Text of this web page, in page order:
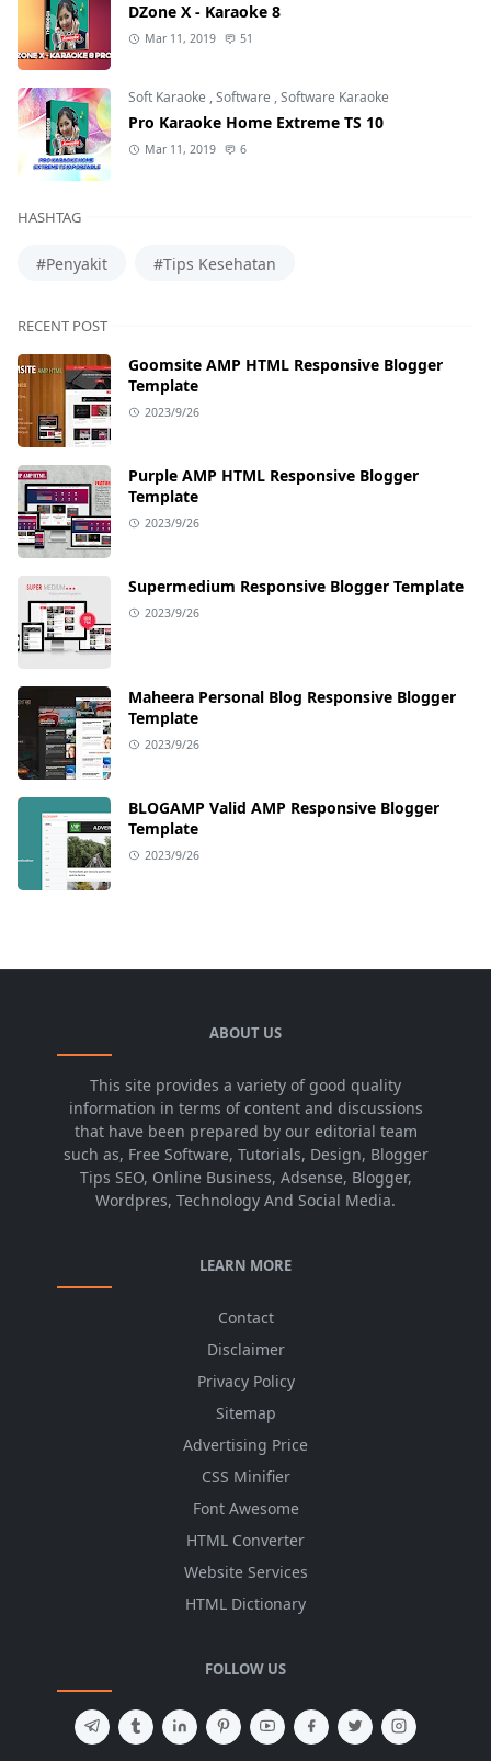
DZone X - Karaoke 8
Mar 11, 2019 51
Soft Karaoke ,Software ,Software Karaoke
Pro Karaoke Home Extreme TS 10
Mar 11, 2019 6
HASHTAG
#Penyakit #Tips Kesehatan
RECENT POST
Goomsite AMP HTML Responsive Blogger
Template
2023/9/26
Purple AMP HTML Responsive Blogger
Template
2023/9/26
Supermedium Responsive Blogger Template
2023/9/26
Maheera Personal Blog Responsive Blogger
Template
2023/9/26
BLOGAMP Valid AMP Responsive Blogger
Template
2023/9/26
ABOUT US
This site provides a variety of good quality
information in terms of content and discussions
that have been prepared by our editorial team
such as, Free Software, Tutorials, Design, Blogger
Tips SEO, Online Business, Adsense, Blogger,
Wordpres, Technology And Social Media.
LEARN MORE
Contact
Disclaimer
Privacy Policy
Sitemap
Advertising Price
CSS Minifier
Font Awesome
HTML Converter
Website Services
HTML Dictionary
FOLLOW US